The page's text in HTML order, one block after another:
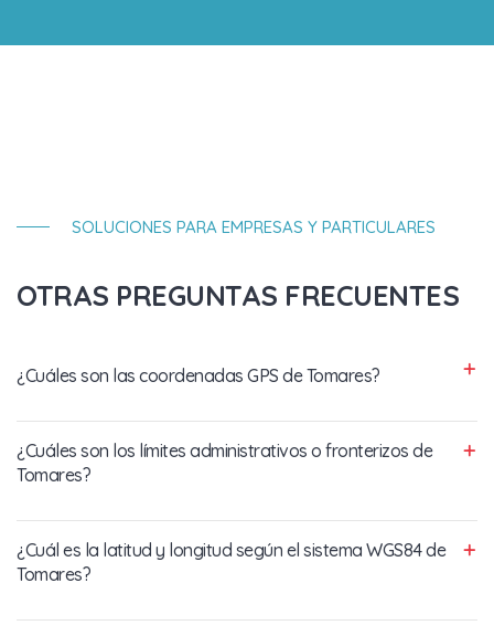
SOLUCIONES PARA EMPRESAS Y PARTICULARES
OTRAS PREGUNTAS FRECUENTES
¿Cuáles son las coordenadas GPS de Tomares?
¿Cuáles son los límites administrativos o fronterizos de
Tomares?
¿Cuál es la latitud y longitud según el sistema WGS84 de
Tomares?